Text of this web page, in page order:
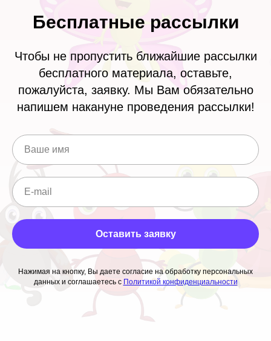
Бесплатные рассылки
Чтобы не пропустить ближайшие рассылки
бесплатного материала, оставьте,
пожалуйста, заявку. Мы Вам обязательно
напишем накануне проведения рассылки!
Ваше имя
E-mail
Оставить заявку
Нажимая на кнопку, Вы даете согласие на обработку персональных
данных и соглашаетесь с Политикой конфиденциальности